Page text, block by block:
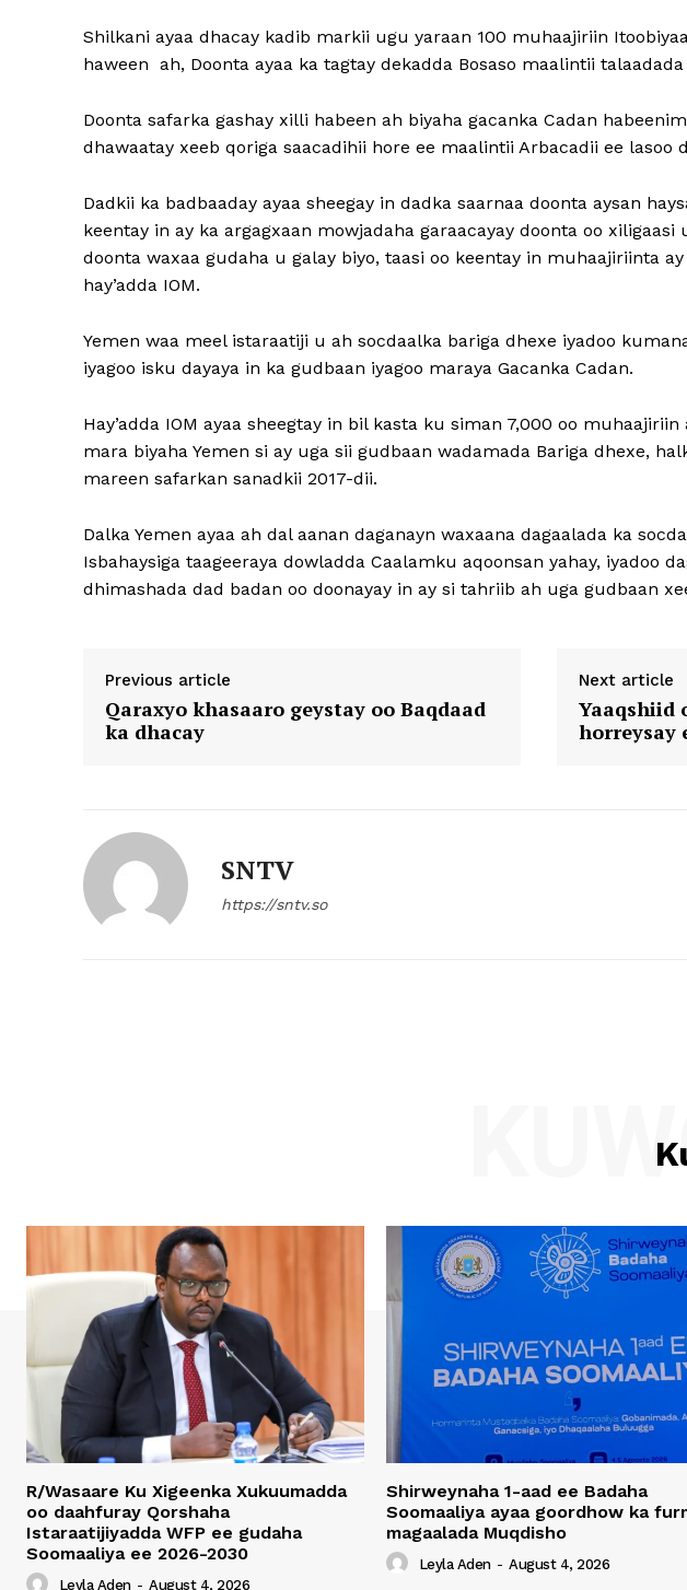
Shilkani ayaa dhacay kadib markii ugu yaraan 100 muhaajiriin
haween ah, Doonta ayaa ka tagtay dekadda Bosaso maalintii talaadada
Doonta safarka gashay xilli habeen ah biyaha gacanka Cadan
dhawaatay xeeb qoriga saacadihii hore ee maalintii Arbacadii ee lasoo
Dadkii ka badbaaday ayaa sheegay in dadka saarnaa doonta aysan
keentay in ay ka argagxaan mowjadaha garaacayay doonta oo xiligaasi
doonta waxaa gudaha u galay biyo, taasi oo keentay in muhaajiriinta
hay’adda IOM.
Yemen waa meel istaraatiji u ah socdaalka bariga dhexe iyadoo
iyagoo isku dayaya in ka gudbaan iyagoo maraya Gacanka Cadan.
Hay’adda IOM ayaa sheegtay in bil kasta ku siman 7,000 oo
mara biyaha Yemen si ay uga sii gudbaan wadamada Bariga dhexe,
mareen safarkan sanadkii 2017-dii.
Dalka Yemen ayaa ah dal aanan daganayn waxaana dagaalada ka
Isbahaysiga taageeraya dowladda Caalamku aqoonsan yahay, iyadoo
dhimashada dad badan oo doonayay in ay si tahriib ah uga gudbaan
Previous article
Qaraxyo khasaaro geystay oo Baqdaad
ka dhacay
Next article
Yaaqshiid
horreysay
SNTV
https://sntv.so
R/Wasaare Ku Xigeenka Xukuumadda
oo daahfuray Qorshaha
Istaraatijiyadda WFP ee gudaha
Soomaaliya ee 2026-2030
Leyla Aden - August 4, 2026
Shirweynaha 1-aad ee Badaha
Soomaaliya ayaa goordhow ka
magaalada Muqdisho
Leyla Aden - August 4, 2026